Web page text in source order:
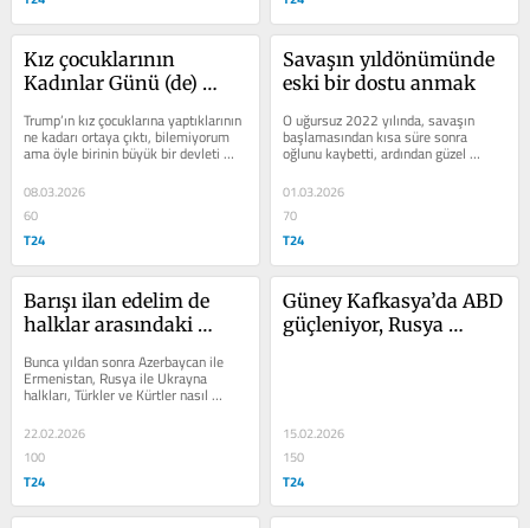
Kız çocuklarının
Kadınlar Günü (de)
Trump’ın kız çocuklarına yaptıklarının
ne kadarı ortaya çıktı, bilemiyorum
ama öyle birinin büyük bir devleti
yönetmesi korkunç bir risktir
08.03.2026
60
T24
Savaşın yıldönümünde
eski bir dostu anmak
O uğursuz 2022 yılında, savaşın
başlamasından kısa süre sonra
oğlunu kaybetti, ardından güzel
yüreği yaşadıklarına daha fazla
dayanamadı
01.03.2026
70
T24
Barışı ilan edelim de
halklar arasındaki
Bunca yıldan sonra Azerbaycan ile
Ermenistan, Rusya ile Ukrayna
halkları, Türkler ve Kürtler nasıl
barışacak?
22.02.2026
100
T24
Güney Kafkasya’da ABD
güçleniyor, Rusya
15.02.2026
150
T24